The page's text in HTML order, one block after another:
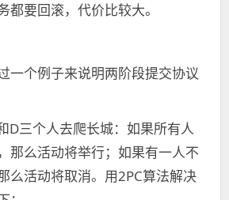
都要回滚，代价比较大。
个例子来说明两阶段提交协议
三个人去爬长城：如果所有人
那么活动将举行；如果有一人不
么活动将取消。用2PC算法解决